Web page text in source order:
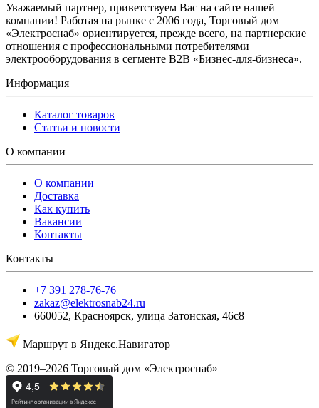
Уважаемый партнер, приветствуем Вас на сайте нашей
компании! Работая на рынке с 2006 года, Торговый дом
«Электроснаб» ориентируется, прежде всего, на партнерские
отношения с профессиональными потребителями
электрооборудования в сегменте B2B «Бизнес-для-бизнеса».
Информация
Каталог товаров
Статьи и новости
О компании
О компании
Доставка
Как купить
Вакансии
Контакты
Контакты
+7 391 278-76-76
zakaz@elektrosnab24.ru
660052, Красноярск, улица Затонская, 46с8
Маршрут в Яндекс.Навигатор
© 2019–2026 Торговый дом «Электроснаб»